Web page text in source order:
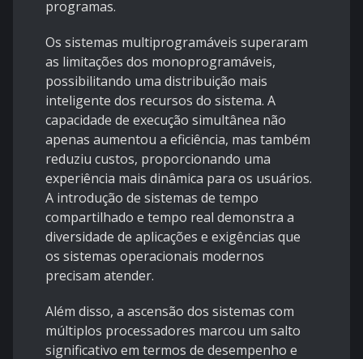
programas.
Os sistemas multiprogramáveis superaram
as limitações dos monoprogramáveis,
possibilitando uma distribuição mais
inteligente dos recursos do sistema. A
capacidade de execução simultânea não
apenas aumentou a eficiência, mas também
reduziu custos, proporcionando uma
experiência mais dinâmica para os usuários.
A introdução de sistemas de tempo
compartilhado e tempo real demonstra a
diversidade de aplicações e exigências que
os sistemas operacionais modernos
precisam atender.
Além disso, a ascensão dos sistemas com
múltiplos processadores marcou um salto
significativo em termos de desempenho e